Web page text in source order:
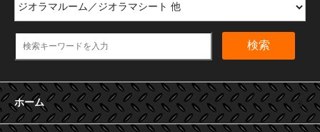
検索
ホーム